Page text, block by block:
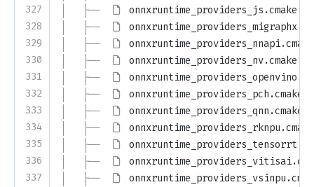
327
328
329
330
331
332
333
334
335
336
337
│   ├──
onnxruntime_providers_js.cmake
│   ├──
│   ├──
onnxruntime_providers_nnapi.cmake
│   ├──
onnxruntime_providers_nv.cmake
│   ├──
│   ├──
onnxruntime_providers_pch.cmake
│   ├──
onnxruntime_providers_qnn.cmake
│   ├──
onnxruntime_providers_rknpu.cmake
│   ├──
│   ├──
│   ├──